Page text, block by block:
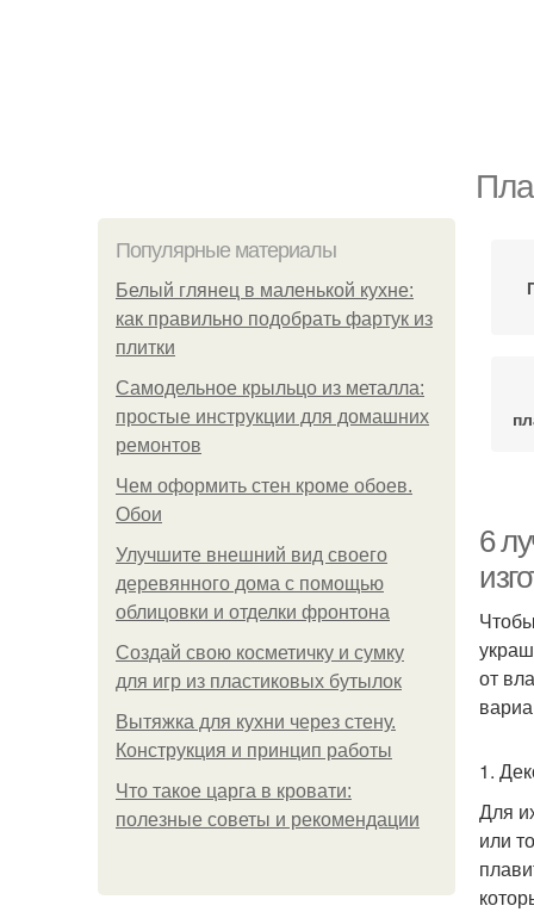
Популярные материалы
Белый глянец в маленькой кухне:
как правильно подобрать фартук из
плитки
Самодельное крыльцо из металла:
простые инструкции для домашних
ремонтов
Чем оформить стен кроме обоев.
Обои
Улучшите внешний вид своего
деревянного дома с помощью
облицовки и отделки фронтона
Создай свою косметичку и сумку
для игр из пластиковых бутылок
Вытяжка для кухни через стену.
Конструкция и принцип работы
Что такое царга в кровати:
полезные советы и рекомендации
6
от
1.
Для
или